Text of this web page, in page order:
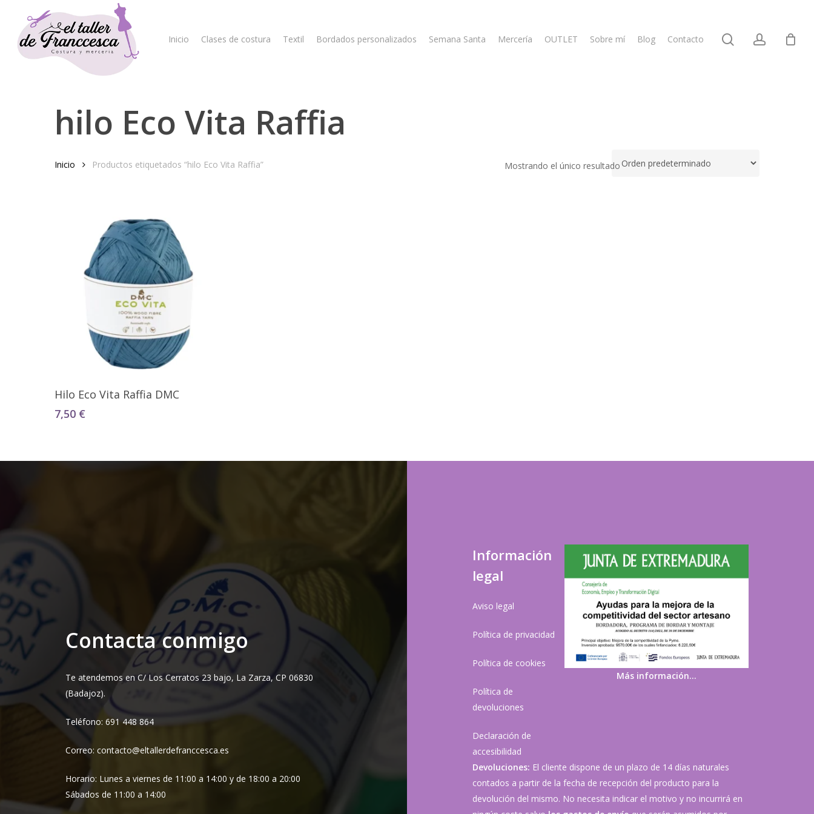
main
content
Inicio Clases de costura Textil Bordados personalizados Semana Santa Mercería OUTLET Sobre mí Blog Contacto searchaccount
hilo Eco Vita Raffia
Mostrando el único resultado
Inicio Productos etiquetados “hilo Eco Vita Raffia”
Seleccionar Opciones
Hilo Eco Vita Raffia DMC
7,50 €
Contacta conmigo
Te atendemos en C/ Los Cerratos 23 bajo, La Zarza, CP 06830
(Badajoz).
Teléfono: 691 448 864
Correo: contacto@eltallerdefranccesca.es
Horario: Lunes a viernes de 11:00 a 14:00 y de 18:00 a 20:00
Sábados de 11:00 a 14:00
Información
legal
Aviso legal
Política de privacidad
Política de cookies
Política de
devoluciones
Declaración de
accesibilidad
Más información…
Devoluciones: El cliente dispone de un plazo de 14 días naturales
contados a partir de la fecha de recepción del producto para la
devolución del mismo. No necesita indicar el motivo y no incurrirá en